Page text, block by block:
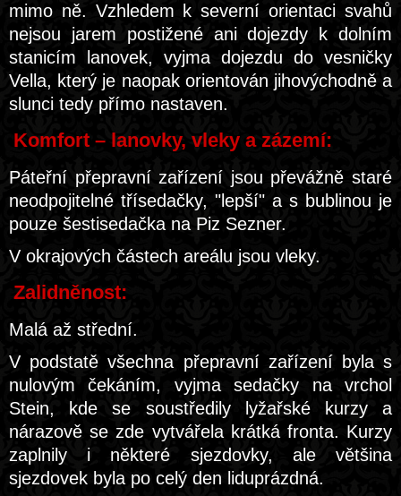
mimo ně. Vzhledem k severní orientaci svahů
nejsou jarem postižené ani dojezdy k dolním
stanicím lanovek, vyjma dojezdu do vesničky
Vella, který je naopak orientován jihovýchodně a
slunci tedy přímo nastaven.
Komfort – lanovky, vleky a zázemí:
Páteřní přepravní zařízení jsou převážně staré
neodpojitelné třísedačky, "lepší" a s bublinou je
pouze šestisedačka na Piz Sezner.
V okrajových částech areálu jsou vleky.
Zalidněnost:
Malá až střední.
V podstatě všechna přepravní zařízení byla s
nulovým čekáním, vyjma sedačky na vrchol
Stein, kde se soustředily lyžařské kurzy a
nárazově se zde vytvářela krátká fronta. Kurzy
zaplnily i některé sjezdovky, ale většina
sjezdovek byla po celý den liduprázdná.